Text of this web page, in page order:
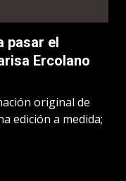
pasar el
Ercolano
original de
edición a medida;